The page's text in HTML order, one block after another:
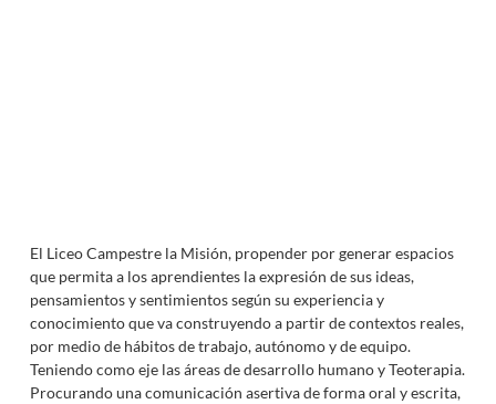
El Liceo Campestre la Misión, propender por generar espacios
que permita a los aprendientes la expresión de sus ideas,
pensamientos y sentimientos según su experiencia y
conocimiento que va construyendo a partir de contextos reales,
por medio de hábitos de trabajo, autónomo y de equipo.
Teniendo como eje las áreas de desarrollo humano y Teoterapia.
Procurando una comunicación asertiva de forma oral y escrita,